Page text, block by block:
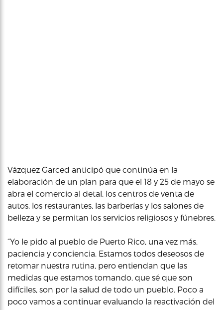
Vázquez Garced anticipó que continúa en la
elaboración de un plan para que el 18 y 25 de mayo se
abra el comercio al detal, los centros de venta de
autos, los restaurantes, las barberías y los salones de
belleza y se permitan los servicios religiosos y fúnebres.
“Yo le pido al pueblo de Puerto Rico, una vez más,
paciencia y conciencia. Estamos todos deseosos de
retomar nuestra rutina, pero entiendan que las
medidas que estamos tomando, que sé que son
difíciles, son por la salud de todo un pueblo. Poco a
poco vamos a continuar evaluando la reactivación del